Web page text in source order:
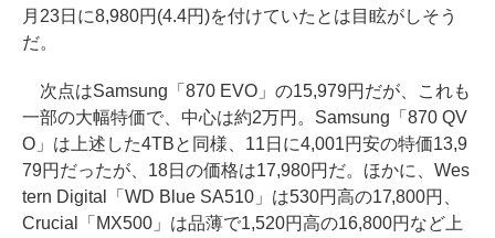
月23日に8,980円(4.4円)を付けていたとは目眩がしそう
だ。
次点はSamsung「870 EVO」の15,979円だが、これも
一部の大幅特価で、中心は約2万円。Samsung「870 QV
O」は上述した4TBと同様、11日に4,001円安の特価13,9
79円だったが、18日の価格は17,980円だ。ほかに、Wes
tern Digital「WD Blue SA510」は530円高の17,800円、
Crucial「MX500」は品薄で1,520円高の16,800円など上